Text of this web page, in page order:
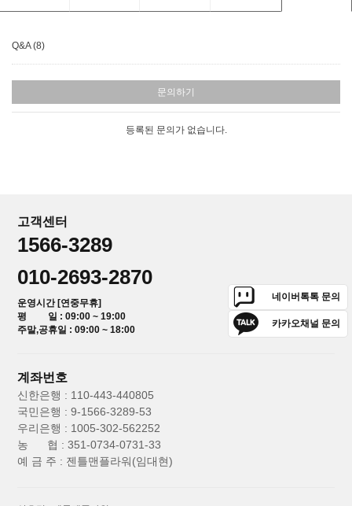
Q&A (8)
문의하기
등록된 문의가 없습니다.
고객센터
1566-3289
010-2693-2870
운영시간 [연중무휴]
평 일 : 09:00 ~ 19:00
주말,공휴일 : 09:00 ~ 18:00
네이버톡톡 문의
카카오채널 문의
계좌번호
신한은행 : 110-443-440805
국민은행 : 9-1566-3289-53
우리은행 : 1005-302-562252
농 협 : 351-0734-0731-33
예 금 주 : 젠틀맨플라워(임대현)